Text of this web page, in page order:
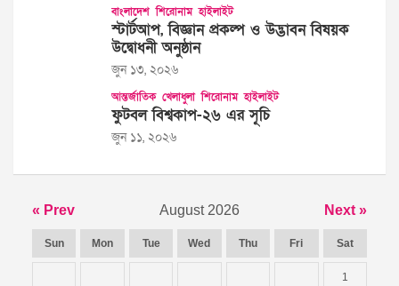
বাংলাদেশ শিরোনাম হাইলাইট
স্টার্টআপ, বিজ্ঞান প্রকল্প ও উদ্ভাবন বিষয়ক
উদ্বোধনী অনুষ্ঠান
জুন ১৩, ২০২৬
আন্তর্জাতিক খেলাধুলা শিরোনাম হাইলাইট
ফুটবল বিশ্বকাপ-২৬ এর সূচি
জুন ১১, ২০২৬
« Prev August 2026 Next »
Sun Mon Tue Wed Thu Fri Sat
1